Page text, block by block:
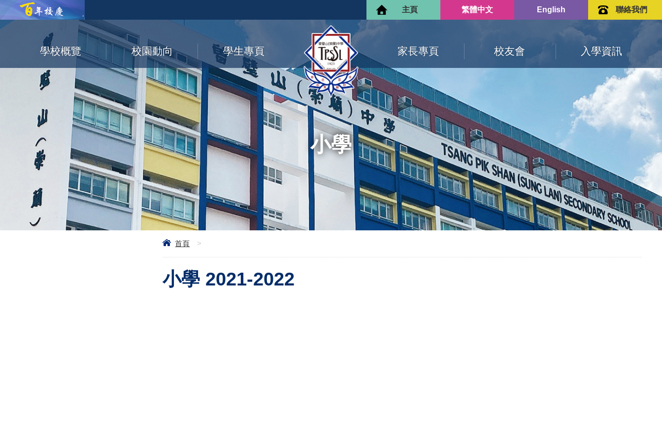
聯絡我們
English
繁體中文
主頁
學校概覽 校園動向 學生專頁 家長專頁 校友會 入學資訊
小學
首頁 >
小學 2021-2022